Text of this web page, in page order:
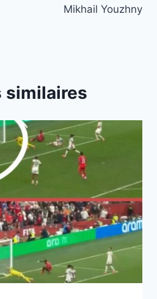
Mikhail Youzhny
similaires